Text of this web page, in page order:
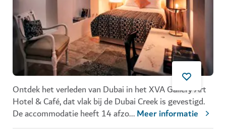
Ontdek het verleden van Dubai in hetXVA Gallery Art
Hotel & Café, dat vlak bij deDubai Creekis gevestigd.
De accommodatie heeft 14 afzo...Meer informatie